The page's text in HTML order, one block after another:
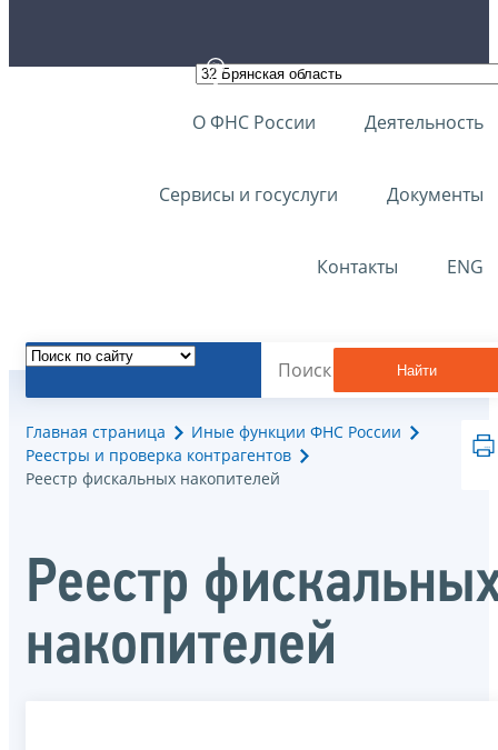
О ФНС России Деятельность
Сервисы и госуслуги Документы
Контакты ENG
Найти
Главная страница
Иные функции ФНС России
Реестры и проверка контрагентов
Реестр фискальных накопителей
Реестр
накопителей